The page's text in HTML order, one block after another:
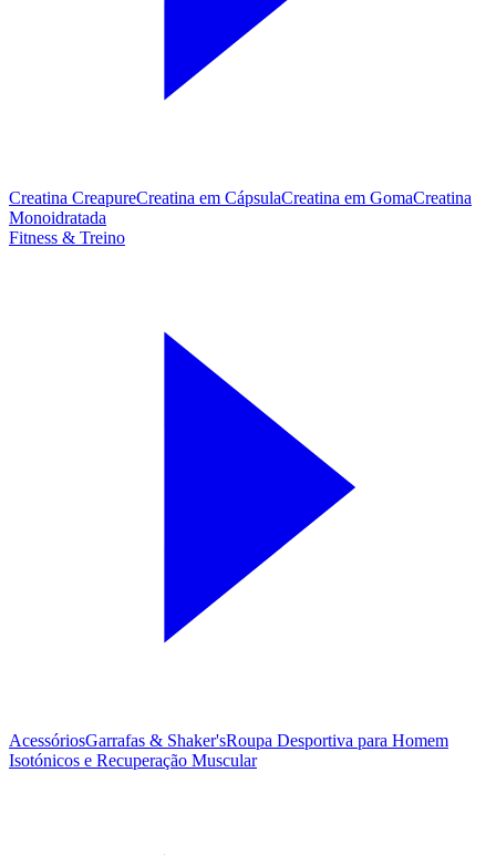
Creatina CreapureCreatina em CápsulaCreatina em GomaCreatina
Monoidratada
Fitness & Treino
AcessóriosGarrafas & Shaker'sRoupa Desportiva para Homem
Isotónicos e Recuperação Muscular